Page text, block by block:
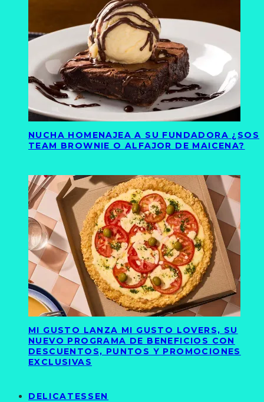
NUCHA HOMENAJEA A SU FUNDADORA ¿SOS
TEAM BROWNIE O ALFAJOR DE MAICENA?
MI GUSTO LANZA MI GUSTO LOVERS, SU
NUEVO PROGRAMA DE BENEFICIOS CON
DESCUENTOS, PUNTOS Y PROMOCIONES
EXCLUSIVAS
DELICATESSEN